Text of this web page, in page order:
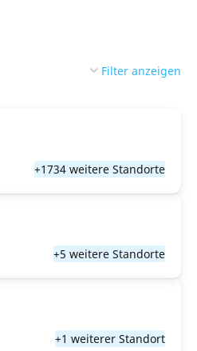
Filter anzeigen
+1734 weitere Standorte
+5 weitere Standorte
+1 weiterer Standort